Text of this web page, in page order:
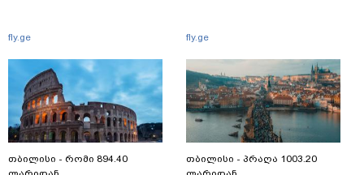
fly.ge
თბილისი - რომი 894.40
fly.ge
თბილისი - პრაღა 1003.20